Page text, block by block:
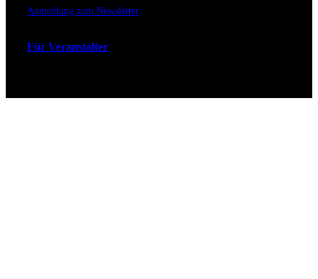
Anmeldung zum Newsletter
Für Veranstalter